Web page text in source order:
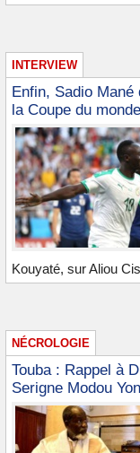
INTERVIEW
Enfin, Sadio Mané
la Coupe du monde
Kouyaté, sur Aliou
NÉCROLOGIE
Touba : Rappel à
Serigne Modou